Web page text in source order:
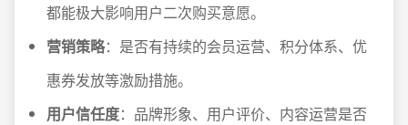
都能极大影响用户二次购买意愿。
营销策略：是否有持续的会员运营、积分体系、优
惠券发放等激励措施。
用户信任度：品牌形象、用户评价、内容运营是否